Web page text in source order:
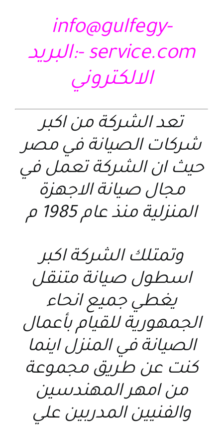
info@gulfegy-
service.com -:البريد
الالكتروني
تعد الشركة من اكبر
شركات الصيانة في مصر
حيث ان الشركة تعمل في
مجال صيانة الاجهزة
المنزلية منذ عام 1985 م
وتمتلك الشركة اكبر
اسطول صيانة متنقل
يغطي جميع انحاء
الجمهورية للقيام بأعمال
الصيانة في المنزل اينما
كنت عن طريق مجموعة
من امهر المهندسين
والفنيين المدربين علي